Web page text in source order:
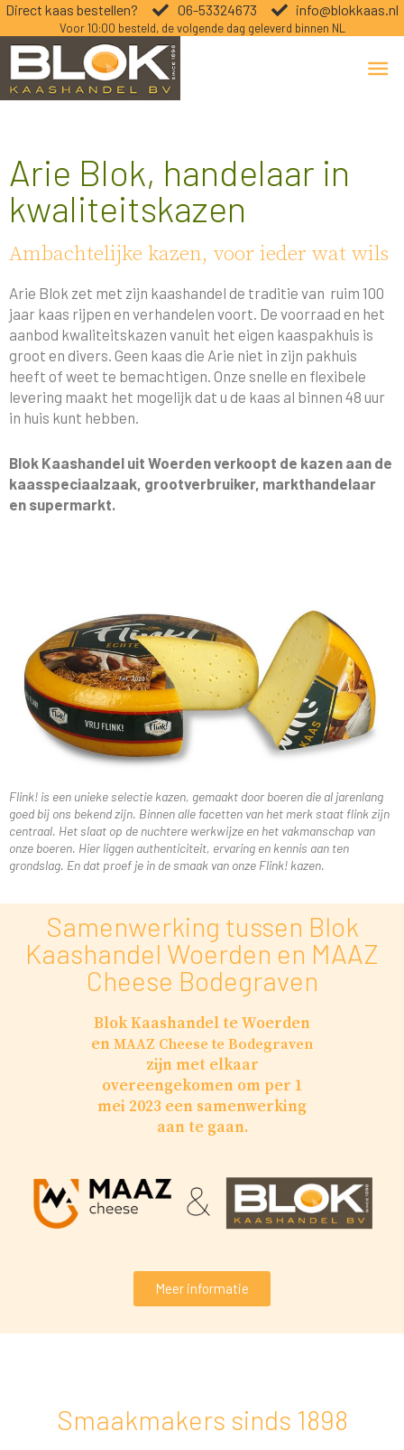
Direct kaas bestellen? 06-53324673 info@blokkaas.nl
Voor 10:00 besteld, de volgende dag geleverd binnen NL
Arie Blok, handelaar in
kwaliteitskazen
Ambachtelijke kazen, voor ieder wat wils
Arie Blok zet met zijn kaashandel de traditie van ruim 100
jaar kaas rijpen en verhandelen voort. De voorraad en het
aanbod kwaliteitskazen vanuit het eigen kaaspakhuis is
groot en divers. Geen kaas die Arie niet in zijn pakhuis
heeft of weet te bemachtigen. Onze snelle en flexibele
levering maakt het mogelijk dat u de kaas al binnen 48 uur
in huis kunt hebben.
Blok Kaashandel uit Woerden verkoopt de kazen aan de
kaasspeciaalzaak, grootverbruiker, markthandelaar
en supermarkt.
Flink! is een unieke selectie kazen, gemaakt door boeren die al jarenlang
goed bij ons bekend zijn. Binnen alle facetten van het merk staat flink zijn
centraal. Het slaat op de nuchtere werkwijze en het vakmanschap van
onze boeren. Hier liggen authenticiteit, ervaring en kennis aan ten
grondslag. En dat proef je in de smaak van onze Flink! kazen.
Samenwerking tussen Blok
Kaashandel Woerden en MAAZ
Cheese Bodegraven
Blok Kaashandel te Woerden
en MAAZ Cheese te Bodegraven
zijn met elkaar
overeengekomen om per 1
mei 2023 een samenwerking
aan te gaan.
Meer informatie
Smaakmakers sinds 1898